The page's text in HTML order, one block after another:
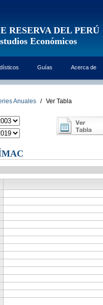
RESERVA DEL PERÚ
Económicos
Guías Acerca de
Anuales / Ver Tabla